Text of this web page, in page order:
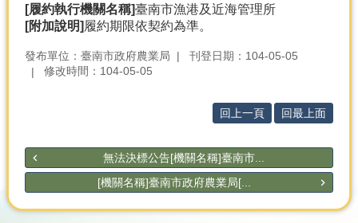
[履約執行機關名稱]臺南市漁港及近海管理所
[附加說明] 履約期限依契約為準。
發布單位：臺南市政府農業局
刊登日期：104-05-05
修改時間：104-05-05
回上一頁 回最上面
無法決標公告[機關名稱]臺南市...
[機關名稱]臺南市政府農業局[...